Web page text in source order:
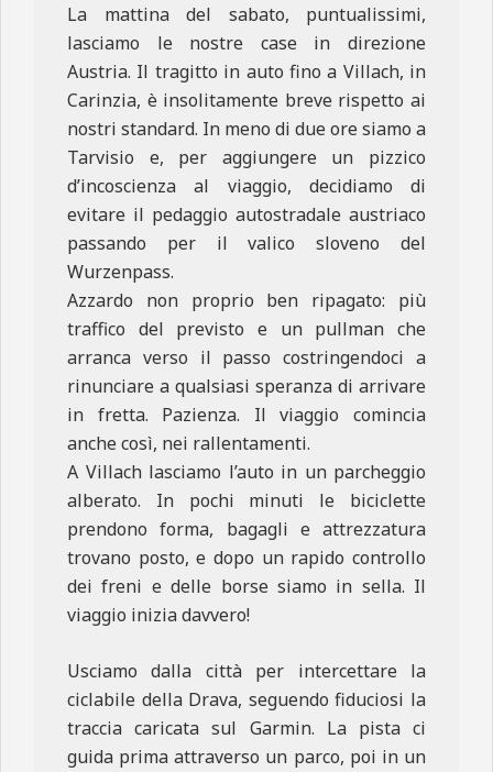
La mattina del sabato, puntualissimi,
lasciamo le nostre case in direzione
Austria. Il tragitto in auto fino a Villach, in
Carinzia, è insolitamente breve rispetto ai
nostri standard. In meno di due ore siamo a
Tarvisio e, per aggiungere un pizzico
d’incoscienza al viaggio, decidiamo di
evitare il pedaggio autostradale austriaco
passando per il valico sloveno del
Wurzenpass.
Azzardo non proprio ben ripagato: più
traffico del previsto e un pullman che
arranca verso il passo costringendoci a
rinunciare a qualsiasi speranza di arrivare
in fretta. Pazienza. Il viaggio comincia
anche così, nei rallentamenti.
A Villach lasciamo l’auto in un parcheggio
alberato. In pochi minuti le biciclette
prendono forma, bagagli e attrezzatura
trovano posto, e dopo un rapido controllo
dei freni e delle borse siamo in sella. Il
viaggio inizia davvero!
Usciamo dalla città per intercettare la
ciclabile della Drava, seguendo fiduciosi la
traccia caricata sul Garmin. La pista ci
guida prima attraverso un parco, poi in un